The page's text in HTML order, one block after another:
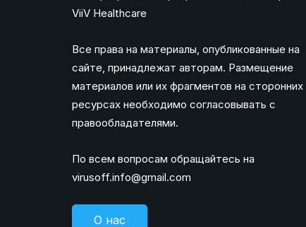
ViiV Healthcare
Все права на материалы, опубликованные на
сайте, принадлежат авторам. Размещение
материалов или их фрагментов на сторонних
ресурсах необходимо согласовывать с
правообладателями.
По всем вопросам обращайтесь на
virusoff.info@gmail.com
О нас